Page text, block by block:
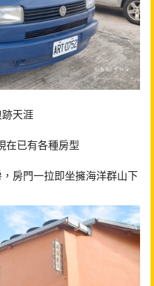
天涯
在已有各種房型
房門一拉即坐擁海洋群山下